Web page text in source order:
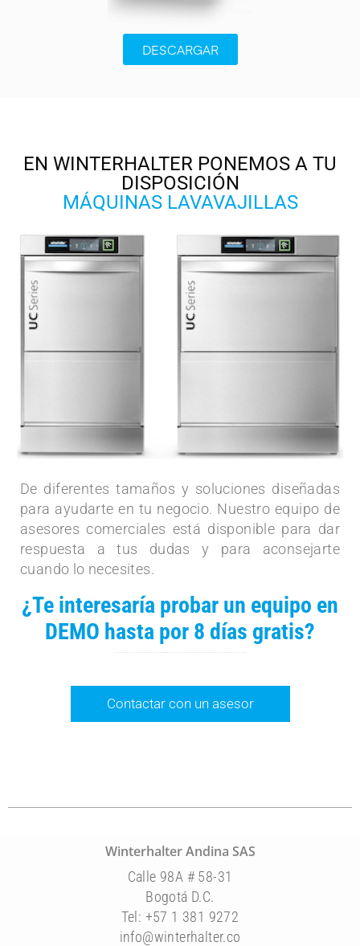
DESCARGAR
EN WINTERHALTER PONEMOS A TU
DISPOSICIÓN
MÁQUINAS LAVAVAJILLAS
De diferentes tamaños y soluciones diseñadas
para ayudarte en tu negocio. Nuestro equipo de
asesores comerciales está disponible para dar
respuesta a tus dudas y para aconsejarte
cuando lo necesites.
¿Te interesaría probar un equipo en
DEMO hasta por 8 días gratis?
Contactar con un asesor
Winterhalter Andina SAS
Calle 98A # 58-31
Bogotá D.C.
Tel: +57 1 381 9272
info@winterhalter.co